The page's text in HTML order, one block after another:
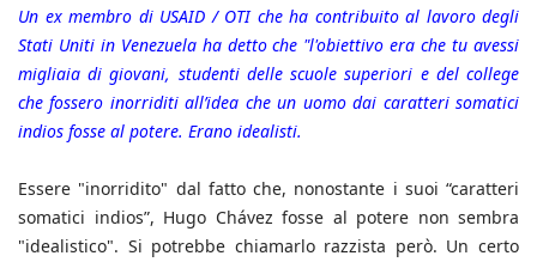
Un ex membro di USAID / OTI che ha contribuito al lavoro degli
Stati Uniti in Venezuela ha detto che "l'obiettivo era che tu avessi
migliaia di giovani, studenti delle scuole superiori e del college
che fossero inorriditi all’idea che un uomo dai caratteri somatici
indios fosse al potere. Erano idealisti.
Essere "inorridito" dal fatto che, nonostante i suoi “caratteri
somatici indios”, Hugo Chávez fosse al potere non sembra
"idealistico". Si potrebbe chiamarlo razzista però. Un certo